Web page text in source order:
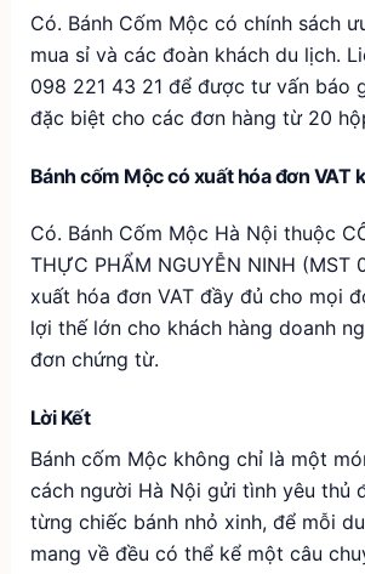
Có. Bánh Cốm Mộc có chính sách
mua sỉ và các đoàn khách du lịch.
098 221 43 21 để được tư vấn báo
đặc biệt cho các đơn hàng từ 20
Bánh cốm Mộc có xuất hóa đơn VAT
Có. Bánh Cốm Mộc Hà Nội thuộc
THỰC PHẨM NGUYỄN NINH (MST
xuất hóa đơn VAT đầy đủ cho mọi
lợi thế lớn cho khách hàng doanh
đơn chứng từ.
Lời Kết
Bánh cốm Mộc không chỉ là một
cách người Hà Nội gửi tình yêu thủ
từng chiếc bánh nhỏ xinh, để mỗi
mang về đều có thể kể một câu